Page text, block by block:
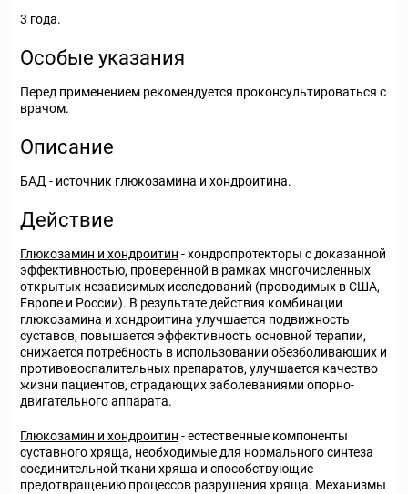
3 года.
Особые указания
Перед применением рекомендуется проконсультироваться с
врачом.
Описание
БАД - источник глюкозамина и хондроитина.
Действие
Глюкозамин и хондроитин - хондропротекторы с доказанной
эффективностью, проверенной в рамках многочисленных
открытых независимых исследований (проводимых в США,
Европе и России). В результате действия комбинации
глюкозамина и хондроитина улучшается подвижность
суставов, повышается эффективность основной терапии,
снижается потребность в использовании обезболивающих и
противовоспалительных препаратов, улучшается качество
жизни пациентов, страдающих заболеваниями опорно-
двигательного аппарата.
Глюкозамин и хондроитин - естественные компоненты
суставного хряща, необходимые для нормального синтеза
соединительной ткани хряща и способствующие
предотвращению процессов разрушения хряща. Механизмы